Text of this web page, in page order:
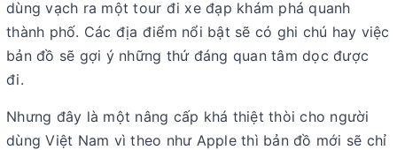
dùng vạch ra một tour đi xe đạp khám phá quanh
thành phố. Các địa điểm nổi bật sẽ có ghi chú hay việc
bản đồ sẽ gợi ý những thứ đáng quan tâm dọc được
đi.
Nhưng đây là một nâng cấp khá thiệt thòi cho người
dùng Việt Nam vì theo như Apple thì bản đồ mới sẽ chỉ